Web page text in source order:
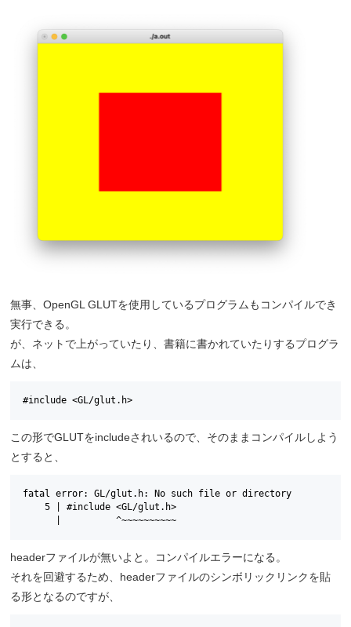
無事、OpenGL GLUTを使用しているプログラムもコンパイルでき
実行できる。
が、ネットで上がっていたり、書籍に書かれていたりするプログラ
ムは、
#include <GL/glut.h>
この形でGLUTをincludeされいるので、そのままコンパイルしよう
とすると、
fatal error: GL/glut.h: No such file or directory
    5 | #include <GL/glut.h>
      |          ^~~~~~~~~~~
headerファイルが無いよと。コンパイルエラーになる。
それを回避するため、headerファイルのシンボリックリンクを貼
る形となるのですが、